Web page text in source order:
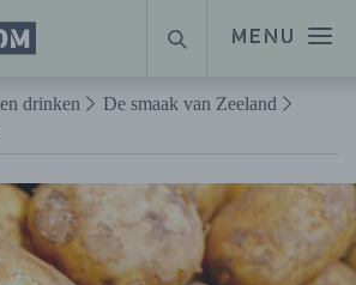
MENU
ZOEKEN
drinken
De smaak van Zeeland